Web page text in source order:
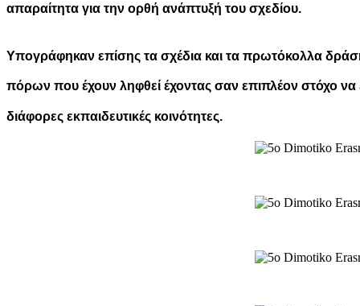
απαραίτητα για την ορθή ανάπτυξή του σχεδίου.
Υπογράφηκαν επίσης τα σχέδια και τα πρωτόκολλα
πόρων που έχουν ληφθεί έχοντας σαν επιπλέον στόχο να
διάφορες εκπαιδευτικές κοινότητες.